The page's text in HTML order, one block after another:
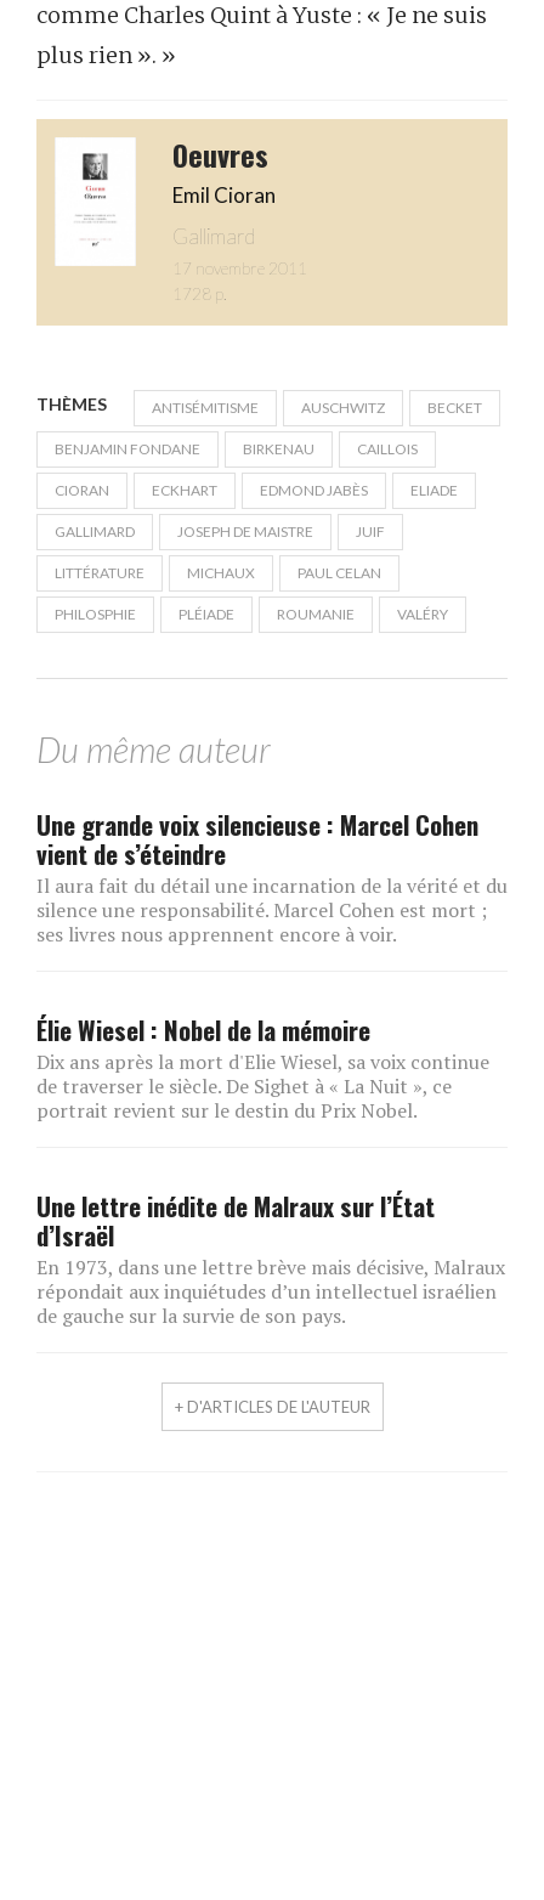
comme Charles Quint à Yuste : « Je ne suis
plus rien ». »
Oeuvres
Emil Cioran
Gallimard
17 novembre 2011
1728 p.
THÈMES ANTISÉMITISME AUSCHWITZ BECKET
BENJAMIN FONDANE BIRKENAU CAILLOIS
CIORAN ECKHART EDMOND JABÈS ELIADE
GALLIMARD JOSEPH DE MAISTRE JUIF
LITTÉRATURE MICHAUX PAUL CELAN
PHILOSPHIE PLÉIADE ROUMANIE VALÉRY
Du même auteur
Une grande voix silencieuse : Marcel Cohen
vient de s’éteindre
Il aura fait du détail une incarnation de la vérité et du
silence une responsabilité. Marcel Cohen est mort ;
ses livres nous apprennent encore à voir.
Élie Wiesel : Nobel de la mémoire
Dix ans après la mort d'Elie Wiesel, sa voix continue
de traverser le siècle. De Sighet à « La Nuit », ce
portrait revient sur le destin du Prix Nobel.
Une lettre inédite de Malraux sur l’État
d’Israël
En 1973, dans une lettre brève mais décisive, Malraux
répondait aux inquiétudes d’un intellectuel israélien
de gauche sur la survie de son pays.
+ D'ARTICLES DE L'AUTEUR